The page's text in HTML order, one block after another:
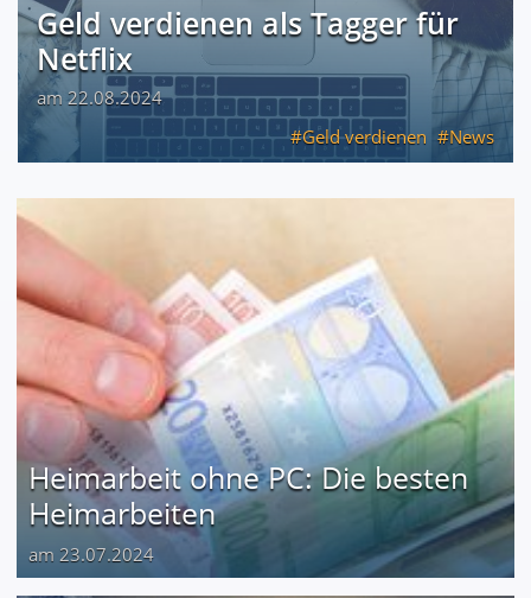
Geld verdienen als Tagger für
Netflix
am 22.08.2024
Geld verdienen
News
Heimarbeit ohne PC: Die besten
Heimarbeiten
am 23.07.2024